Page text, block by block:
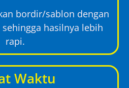
bordir/sablon dengan
hasilnya lebih
rapi.
Waktu